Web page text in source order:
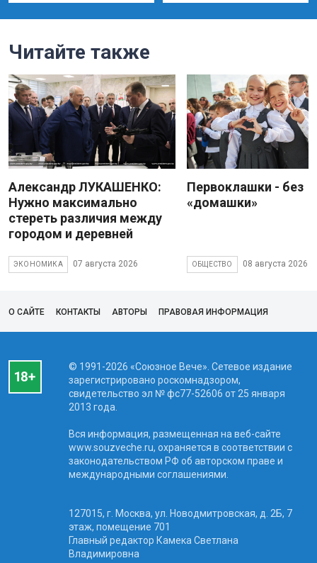
Читайте также
Александр ЛУКАШЕНКО:
Нужно максимально
стереть различия между
городом и деревней
ЭКОНОМИКА 07 августа 2026
Первоклашки - без
«домашки»
ОБЩЕСТВО 08 августа 2026
О САЙТЕ КОНТАКТЫ АВТОРЫ ПРАВОВАЯ ИНФОРМАЦИЯ
© 1991-2026 «Союзное Вече». Сетевое издание
зарегистрировано роскомнадзором,
свидетельство эл № фc77-52606 от 25 января
2013 года.
Вся информация, размещенная на веб-сайте
www.souzveche.ru, охраняется в соответствии с
законодательством РФ об авторском праве и
международными соглашениями.
127015, г. Москва, ул. Новодмитровская, д. 2Б, 7
этаж, помещение 701
Главный редактор Камека Светлана
Владимировна